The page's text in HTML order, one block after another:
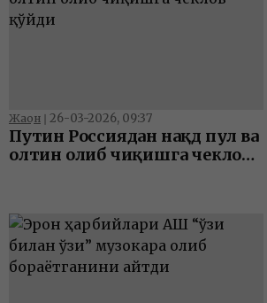
Жаҳон ❘ 26-03-2026, 09:37
Путин Россиядан нақд пул ва
олтин олиб чиқишга чеклов